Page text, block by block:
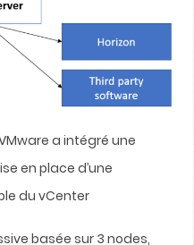
a intégré une
en place d’une
du vCenter
basée sur 3 nodes,